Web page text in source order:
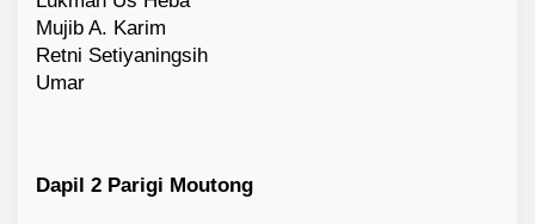
Mujib A. Karim
Retni Setiyaningsih
Umar
Dapil 2 Parigi Moutong